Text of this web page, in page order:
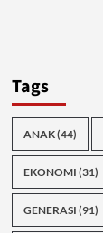
Tags
ANAK(44)
EKONOMI (31)
GENERASI (91)